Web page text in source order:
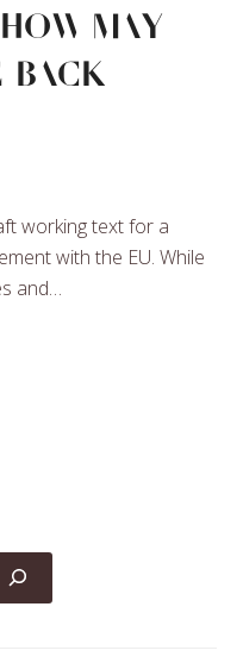
may
back
working text for a
with the EU. While
and…